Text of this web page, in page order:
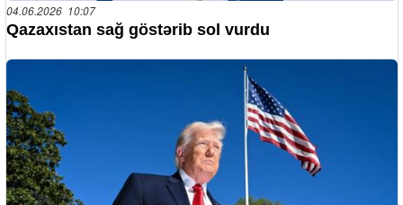
04.06.2026 10:07
Qazaxıstan sağ göstərib sol vurdu